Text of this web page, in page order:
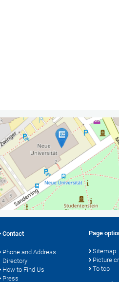
Contact
Phone and Address
Directory
How to Find Us
Press
Page
Sitemap
Picture
To top